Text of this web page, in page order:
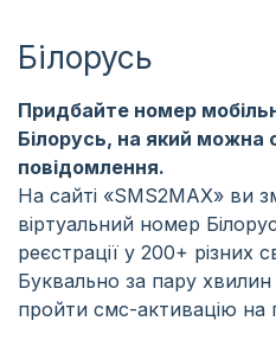
Білорусь
Придбайте номер
Білорусь, на який можна
повідомлення.
На сайті «SMS2MAX» ви
віртуальний номер
реєстрації у 200+ різних
Буквально за пару
пройти смс-активацію на